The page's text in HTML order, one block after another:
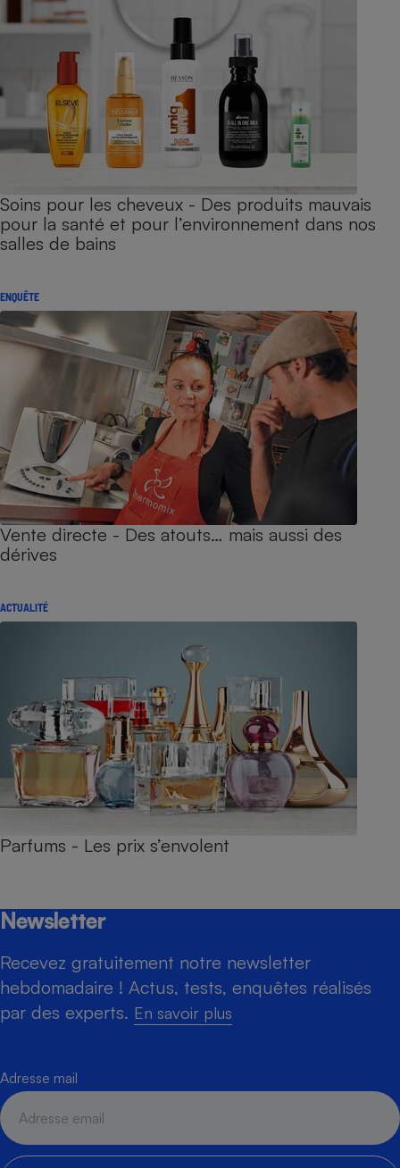
Soins pour les cheveux - Des produits mauvais
pour la santé et pour l’environnement dans nos
salles de bains
ENQUÊTE
Vente directe - Des atouts… mais aussi des
dérives
ACTUALITÉ
Parfums - Les prix s’envolent
Newsletter
Recevez gratuitement notre newsletter
hebdomadaire ! Actus, tests, enquêtes réalisés
par des experts. En savoir plus
Adresse mail